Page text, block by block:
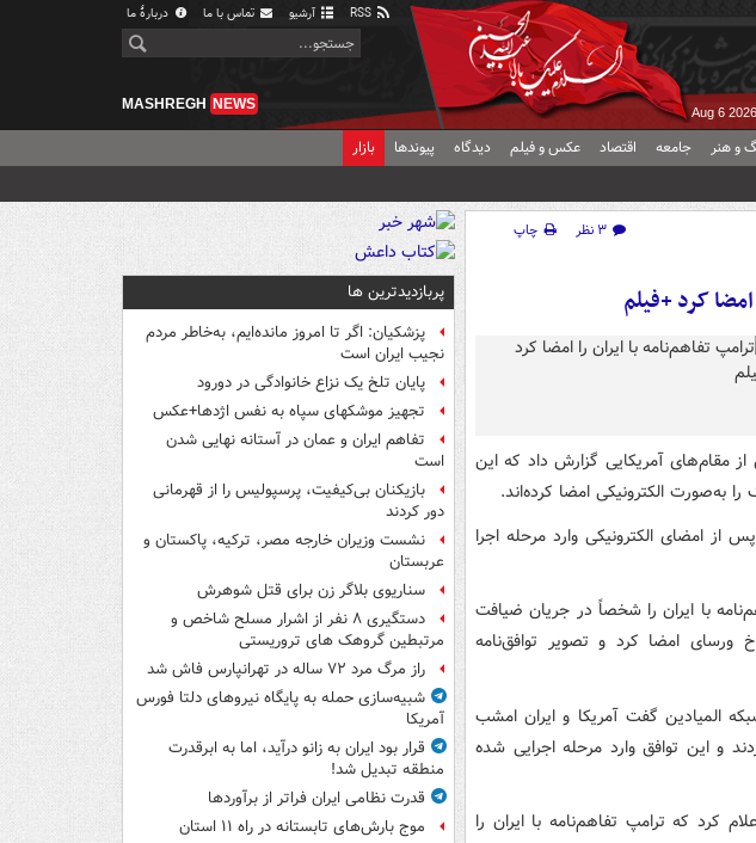
آرشیو تماس با ما دربارهٔ ما
Aug 6 2026
MASHREGH NEWS
و هنر جامعه اقتصاد عکس و فیلم دیدگاه پیوندها بازار
۳ نظر
چاپ
امضا کرد +فیلم
مقام‌های آمریکایی گزارش داد که این
به‌صورت الکترونیکی امضا کرده‌اند.
امضای الکترونیکی وارد مرحله اجرا
با ایران را شخصاً در جریان ضیافت
ورسای امضا کرد و تصویر توافق‌نامه
المیادین گفت آمریکا و ایران امشب
و این توافق وارد مرحله اجرایی شده
کرد که ترامپ تفاهم‌نامه با ایران را
پربازدیدترین ها
پزشکیان: اگر تا امروز مانده‌ایم، به‌خاطر مردم
نجیب ایران است
پایان تلخ یک نزاع خانوادگی در دورود
تجهیز موشکهای سپاه به نفس اژدها+عکس
تفاهم ایران و عمان در آستانه نهایی شدن
است
بازیکنان بی‌کیفیت، پرسپولیس را از قهرمانی
دور کردند
نشست وزیران خارجه مصر، ترکیه، پاکستان و
عربستان
سناریوی بلاگر زن برای قتل شوهرش
دستگیری ۸ نفر از اشرار مسلح شاخص و
مرتبطین گروهک های تروریستی
راز مرگ مرد ۷۲ ساله در تهرانپارس فاش شد
شبیه‌سازی حمله به پایگاه نیروهای دلتا فورس
آمریکا
قرار بود ایران به زانو درآید، اما به ابرقدرت
منطقه تبدیل شد!
قدرت نظامی ایران فراتر از برآوردها
موج بارش‌های تابستانه در راه ۱۱ استان